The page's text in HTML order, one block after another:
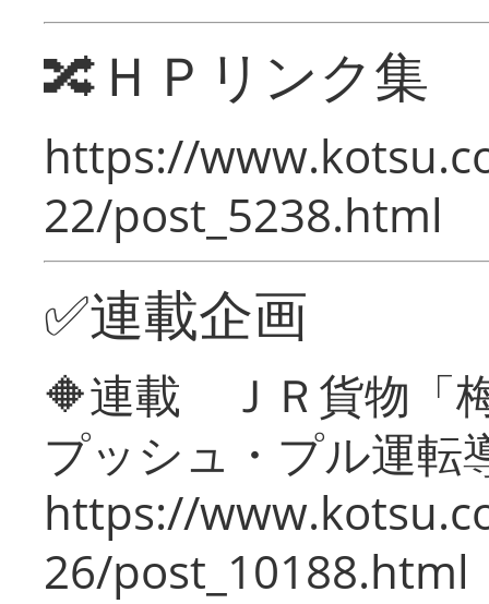
🔀ＨＰリンク集
https://
22/post_5238.html
✅連載企画
🔶連載 ＪＲ貨物「
プッシュ・プル運転
https://
26/post_10188.html